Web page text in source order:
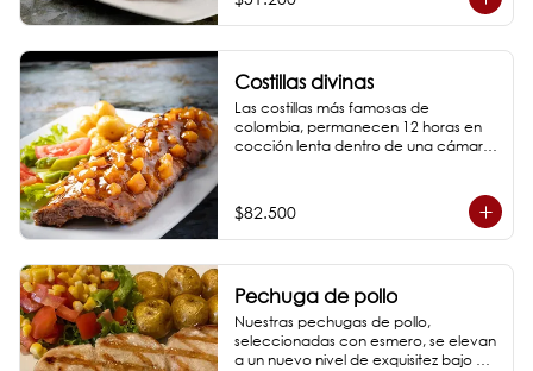
Costillas divinas
Las costillas más famosas de
colombia, permanecen 12 horas en
cocción lenta dentro de una cámara
salsas bbq de la casa:
- BBQ tradicional
- BBQ piña ahumada, miel y chile
*Fotos de referencia
$82.500
Pechuga de pollo
Nuestras pechugas de pollo,
seleccionadas con esmero, se elevan
a un nuevo nivel de exquisitez bajo el